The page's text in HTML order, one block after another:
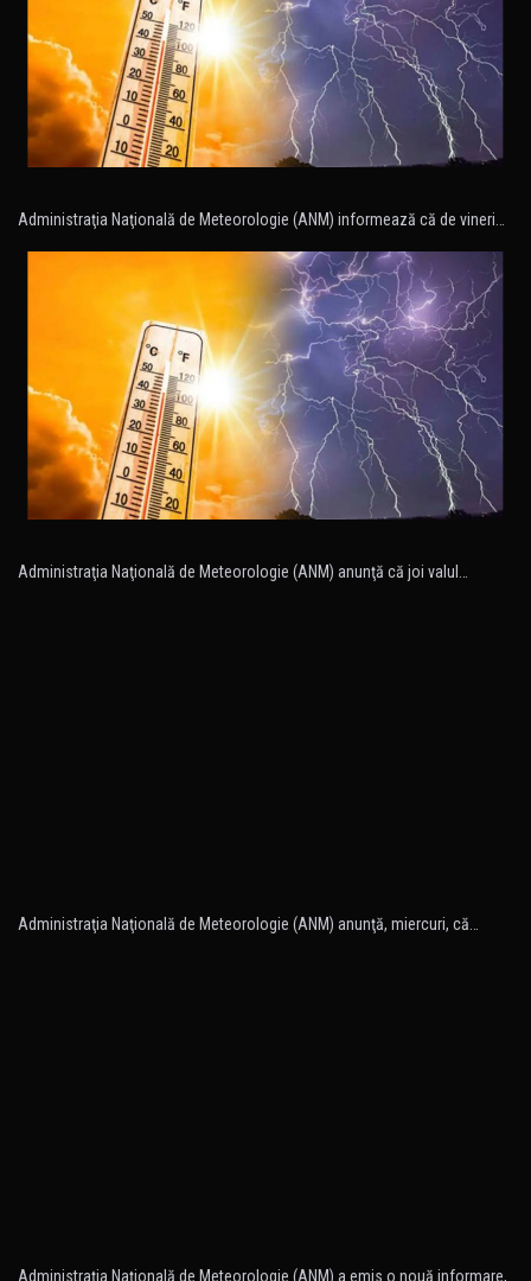
Administraţia Naţională de Meteorologie (ANM) informează că de vineri…
Administraţia Naţională de Meteorologie (ANM) anunţă că joi valul…
Administraţia Naţională de Meteorologie (ANM) anunţă, miercuri, că…
Administraţia Naţională de Meteorologie (ANM) a emis o nouă informare,